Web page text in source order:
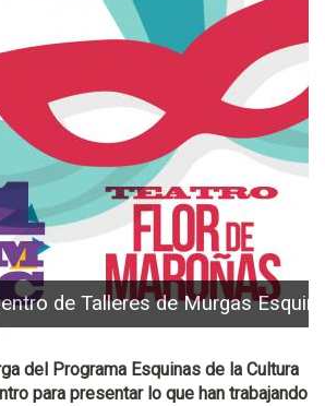
de Talleres de Murgas
del Programa Esquinas de la Cultura
para presentar lo que han trabajando